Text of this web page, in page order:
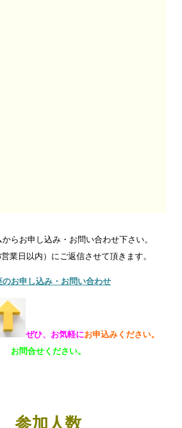
らお申し込み・お問い合わせ下さい。
業日以内）にご返信させて頂きます。
のお申し込み・お問い合わせ
ぜひ、お気軽にお申込みください。
お問合せください。
参加人数